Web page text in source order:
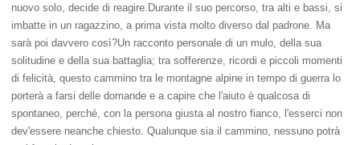
nuovo solo, decide di reagire.Durante il suo percorso, tra alti e bassi, si
imbatte in un ragazzino, a prima vista molto diverso dal padrone. Ma
sarà poi davvero così?Un racconto personale di un mulo, della sua
solitudine e della sua battaglia; tra sofferenze, ricordi e piccoli momenti
di felicità, questo cammino tra le montagne alpine in tempo di guerra lo
porterà a farsi delle domande e a capire che l'aiuto è qualcosa di
spontaneo, perché, con la persona giusta al nostro fianco, l'esserci non
dev'essere neanche chiesto. Qualunque sia il cammino, nessuno potrà